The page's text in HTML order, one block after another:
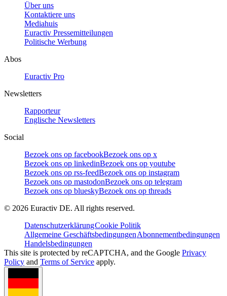
Über uns
Kontaktiere uns
Mediahuis
Euractiv Pressemitteilungen
Politische Werbung
Abos
Euractiv Pro
Newsletters
Rapporteur
Englische Newsletters
Social
Bezoek ons op facebookBezoek ons op x
Bezoek ons op linkedinBezoek ons op youtube
Bezoek ons op rss-feedBezoek ons op instagram
Bezoek ons op mastodonBezoek ons op telegram
Bezoek ons op blueskyBezoek ons op threads
© 2026 Euractiv DE. All rights reserved.
DatenschutzerklärungCookie Politik
Allgemeine GeschäftsbedingungenAbonnementbedingungen
Handelsbedingungen
This site is protected by reCAPTCHA, and the Google Privacy
Policy and Terms of Service apply.